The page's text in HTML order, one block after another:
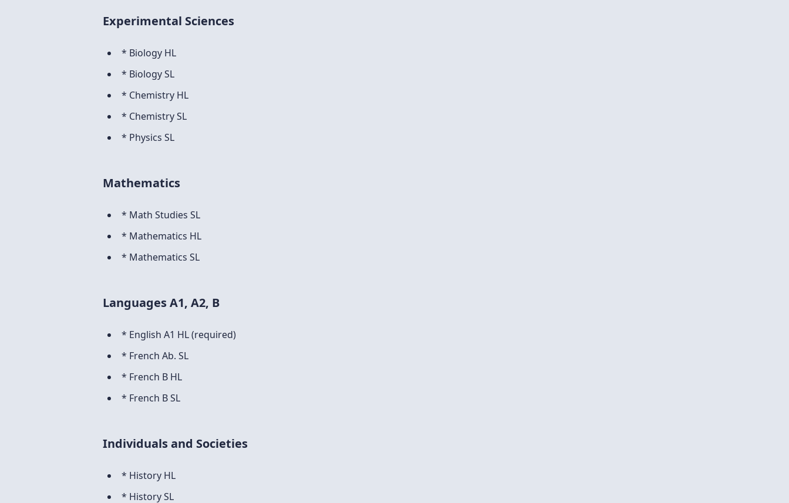
Experimental Sciences
* Biology HL
* Biology SL
* Chemistry HL
* Chemistry SL
* Physics SL
Mathematics
* Math Studies SL
* Mathematics HL
* Mathematics SL
Languages A1, A2, B
* English A1 HL (required)
* French Ab. SL
* French B HL
* French B SL
Individuals and Societies
* History HL
* History SL